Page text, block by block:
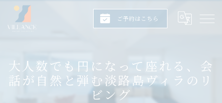
ご予約はこちら
大人数でも円になって座れる、会
話が自然と弾む淡路島ヴィラのリ
ビング